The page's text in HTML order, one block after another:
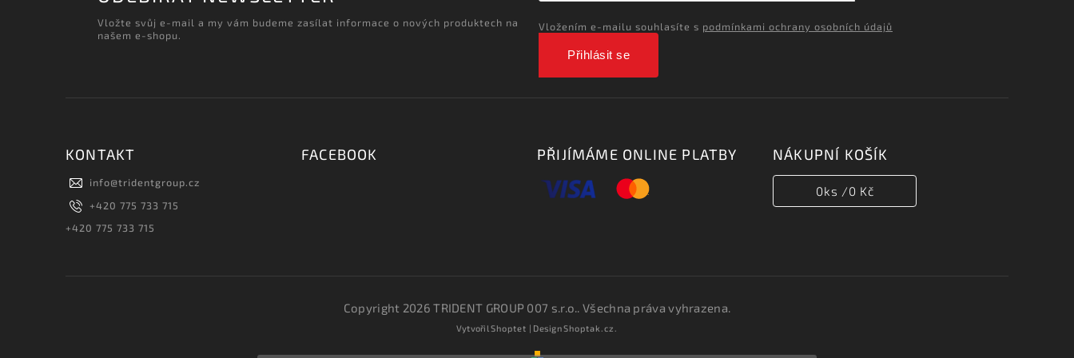
Vložte svůj e-mail a my vám budeme zasílat informace o nových produktech na
našem e-shopu.
Vložením e-mailu souhlasíte s podmínkami ochrany osobních údajů
Přihlásit se
KONTAKT
info@tridentgroup.cz
+420 775 733 715
+420 775 733 715
FACEBOOK PŘIJÍMÁME ONLINE PLATBY NÁKUPNÍ KOŠÍK
0ks /0 Kč
Copyright 2026TRIDENT GROUP 007 s.r.o.. Všechna práva vyhrazena.
VytvořilShoptet | DesignShoptak.cz.